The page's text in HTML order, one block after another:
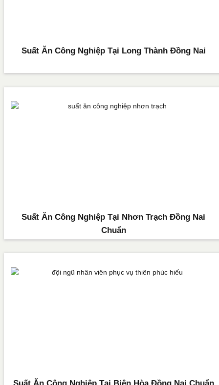
Suất Ăn Công Nghiệp Tại Long Thành Đồng Nai
Suất Ăn Công Nghiệp Tại Nhơn Trạch Đồng Nai
Chuẩn